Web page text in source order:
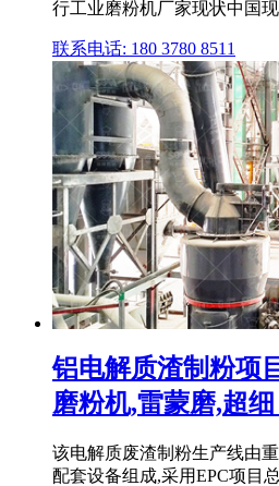
行工业磨粉机厂家现状中国
联系电话: 180 3780 8511
铝电解质渣制粉项
磨粉机,雷蒙磨,超细
该电解质废渣制粉生产线由
配套设备组成,采用EPC项目